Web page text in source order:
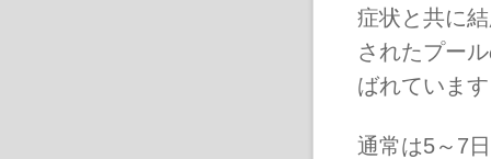
症状と共に
されたプー
ばれていま
通常は5～7